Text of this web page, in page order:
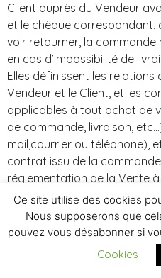
Client auprès du Vendeur
et le chèque correspondant,
voir retourner, la
en cas d’impossibilité de
Elles définissent les
Vendeur et le Client, et les
applicables à tout achat de
de commande, livraison,
mail,courrier ou téléphone),
contrat issu de la
réglementation de la Vente
Etablissement en vigueur
de la Consommation, ainsi
après.
– CARACTERISTIQUES
VENTE EN PRIMEURS, ET
Ce site utilise des cookies
Nous supposerons que
pouvez vous désabonner si
Cookies